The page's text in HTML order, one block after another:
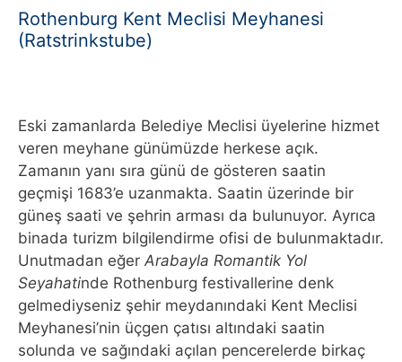
Rothenburg Kent Meclisi Meyhanesi
(Ratstrinkstube)
Eski zamanlarda Belediye Meclisi üyelerine hizmet
veren meyhane günümüzde herkese açık.
Zamanın yanı sıra günü de gösteren saatin
geçmişi 1683’e uzanmakta. Saatin üzerinde bir
güneş saati ve şehrin arması da bulunuyor. Ayrıca
binada turizm bilgilendirme ofisi de bulunmaktadır.
Unutmadan eğer Arabayla Romantik Yol
Seyahatinde Rothenburg festivallerine denk
gelmediyseniz şehir meydanındaki Kent Meclisi
Meyhanesi’nin üçgen çatısı altındaki saatin
solunda ve sağındaki açılan pencerelerde birkaç